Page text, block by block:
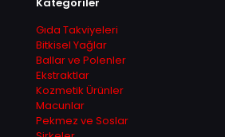
Gıda Takviyeleri
Bitkisel Yağlar
Ballar ve Polenler
Ekstraktlar
Kozmetik Ürünler
Macunlar
Pekmez ve Soslar